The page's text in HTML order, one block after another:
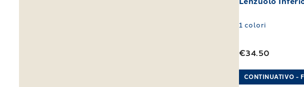
1 colori
€34.50
Sacco
CONTINUATIVO -